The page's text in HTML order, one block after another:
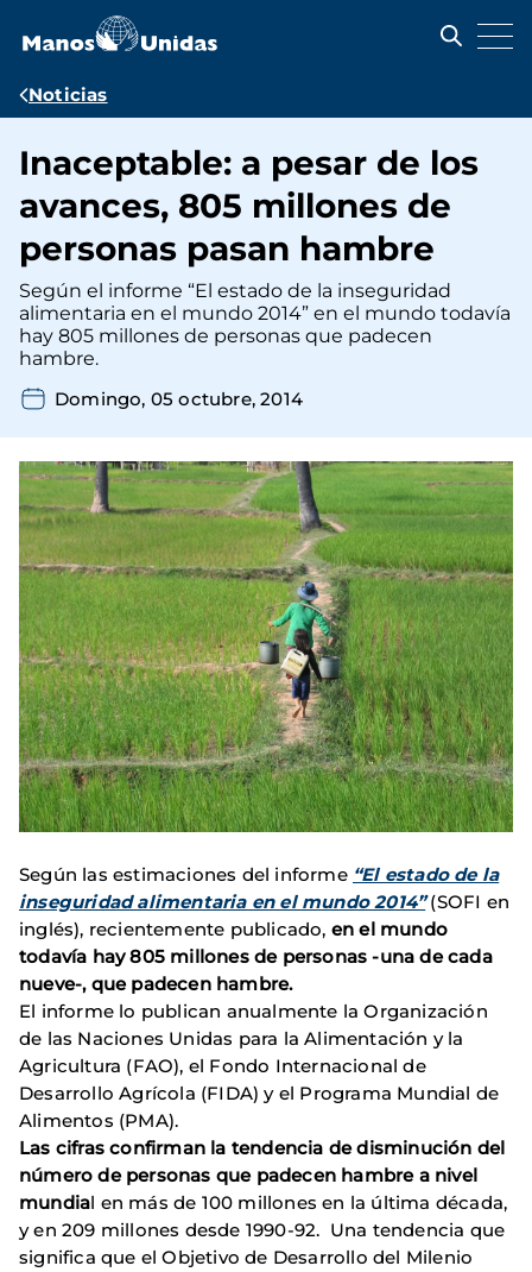
contenido
Ruta
navegación
Noticias
Inaceptable: a pesar de los
avances, 805 millones de
personas pasan hambre
Según el informe “El estado de la inseguridad
alimentaria en el mundo 2014” en el mundo todavía
hay 805 millones de personas que padecen
hambre.
Domingo, 05 octubre, 2014
Según las estimaciones del informe “El estado de la
inseguridad alimentaria en el mundo 2014” (SOFI en
inglés), recientemente publicado, en el mundo
todavía hay 805 millones de personas -una de cada
nueve-, que padecen hambre.
El informe lo publican anualmente la Organización
de las Naciones Unidas para la Alimentación y la
Agricultura (FAO), el Fondo Internacional de
Desarrollo Agrícola (FIDA) y el Programa Mundial de
Alimentos (PMA).
Las cifras confirman la tendencia de disminución del
número de personas que padecen hambre a nivel
mundial en más de 100 millones en la última década,
y en 209 millones desde 1990-92. Una tendencia que
significa que el Objetivo de Desarrollo del Milenio